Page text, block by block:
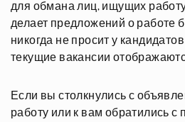
для обмана лиц, ищущих
делает предложений о работе
никогда не просит у
текущие вакансии
Если вы столкнулись с
работу или к вам обратились